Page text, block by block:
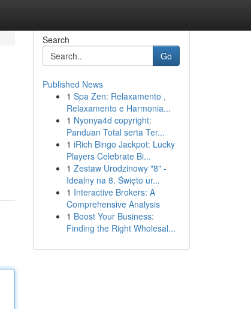
Search
Go
Published News
1 Spa Zen: Relaxamento ,
Relaxamento e Harmonia...
1 Nyonya4d copyright:
Panduan Total serta Ter...
1 iRich Bingo Jackpot: Lucky
Players Celebrate Bi...
1 Zestaw Urodzinowy "8" -
Idealny na 8. Święto ur...
1 Interactive Brokers: A
Comprehensive Analysis
1 Boost Your Business:
Finding the Right Wholesal...